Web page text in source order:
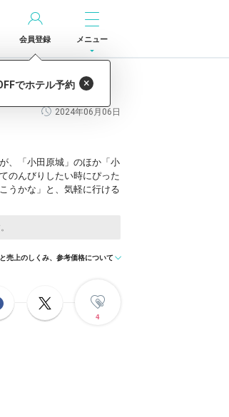
会員登録 メニュー
2024年06月06日
、「小田原城」のほか「小
のんびりしたい時にぴった
うかな」と、気軽に行ける
売上のしくみ、参考価格について
4